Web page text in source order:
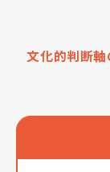
文化的判断